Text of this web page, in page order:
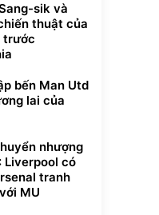
sik và
thuật của
trước
bến Man Utd
lai của
nhượng
Liverpool có
tranh
MU